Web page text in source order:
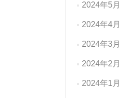
2024年5月
2024年4月
2024年3月
2024年2月
2024年1月